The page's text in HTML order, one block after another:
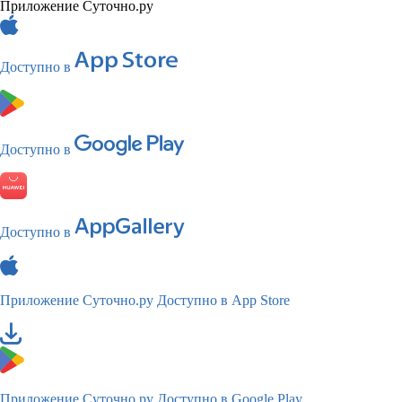
Приложение Суточно.ру
Доступно в
Доступно в
Доступно в
Приложение Суточно.ру Доступно в App Store
Приложение Суточно.ру Доступно в Google Play